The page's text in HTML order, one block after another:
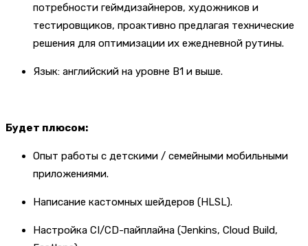
потребности геймдизайнеров, художников и
тестировщиков, проактивно предлагая технические
решения для оптимизации их ежедневной рутины.
Язык: английский на уровне B1 и выше.
Будет плюсом:
Опыт работы с детскими / семейными мобильными
приложениями.
Написание кастомных шейдеров (HLSL).
Настройка CI/CD-пайплайна (Jenkins, Cloud Build,